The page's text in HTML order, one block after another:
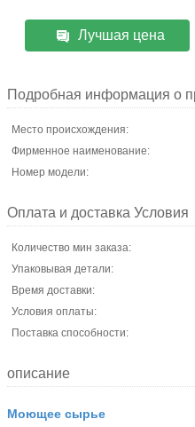
Лучшая цена
Подробная информация о
Место происхождения:
Фирменное наименование:
Номер модели:
Оплата и доставка Условия
Количество мин заказа:
Упаковывая детали:
Время доставки:
Условия оплаты:
Поставка способности:
описание
Моющее сырье